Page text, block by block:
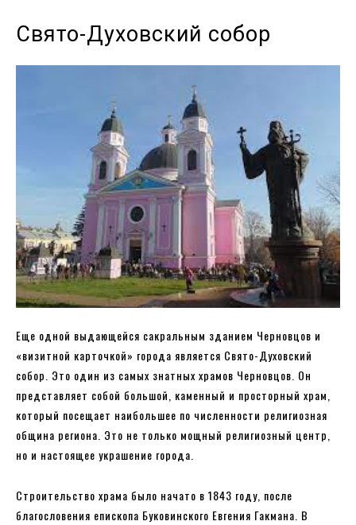
Свято-Духовский собор
Еще одной выдающейся сакральным зданием Черновцов и
«визитной карточкой» города является Свято-Духовский
собор. Это один из самых знатных храмов Черновцов. Он
представляет собой большой, каменный и просторный храм,
который посещает наибольшее по численности религиозная
община региона. Это не только мощный религиозный центр,
но и настоящее украшение города.
Строительство храма было начато в 1843 году, после
благословения епископа Буковинского Евгения Гакмана. В